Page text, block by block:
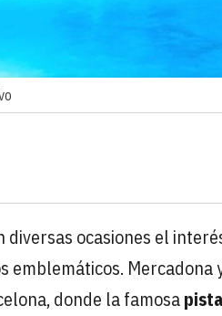
diversas ocasiones el
emblemáticos.
donde la famosa